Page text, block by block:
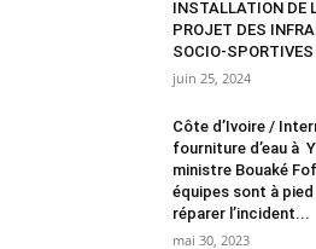
INSTALLATION DE
PROJET DES
SOCIO-SPORTIVES
juin 25, 2024
Côte d’Ivoire /
fourniture d’eau à
ministre Bouaké
équipes sont à
réparer l’incident...
mai 30, 2023